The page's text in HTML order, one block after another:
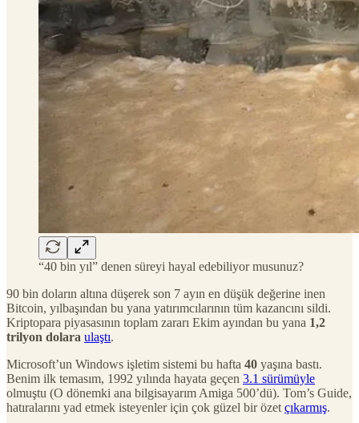
“40 bin yıl” denen süreyi hayal edebiliyor musunuz?
90 bin doların altına düşerek son 7 ayın en düşük değerine inen
Bitcoin, yılbaşından bu yana yatırımcılarının tüm kazancını sildi.
Kriptopara piyasasının toplam zararı Ekim ayından bu yana 1,2
trilyon dolara ulaştı.
Microsoft’un Windows işletim sistemi bu hafta 40 yaşına bastı.
Benim ilk temasım, 1992 yılında hayata geçen 3.1 sürümüyle
olmuştu (O dönemki ana bilgisayarım Amiga 500’dü). Tom’s Guide,
hatıralarını yad etmek isteyenler için çok güzel bir özet çıkarmış.